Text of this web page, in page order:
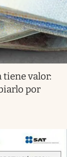
tiene valor:
por